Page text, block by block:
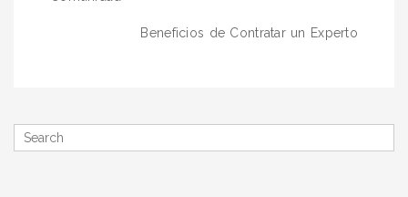
Beneficios de Contratar un Experto
Search
for